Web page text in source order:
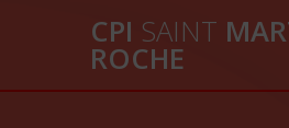
CPI SAINT
ROCHE